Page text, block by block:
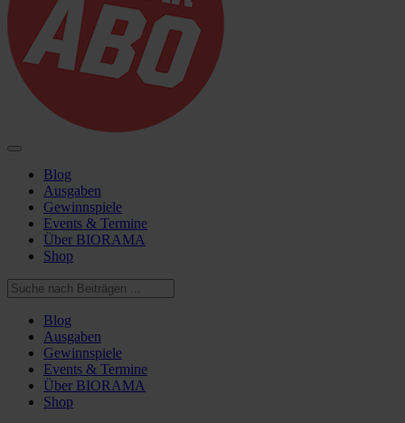
Blog
Ausgaben
Gewinnspiele
Events & Termine
Über BIORAMA
Shop
Blog
Ausgaben
Gewinnspiele
Events & Termine
Über BIORAMA
Shop